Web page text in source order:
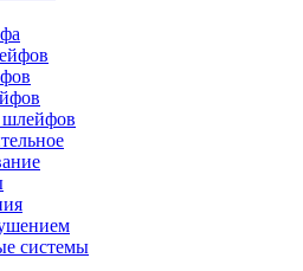
шлейфов
системы